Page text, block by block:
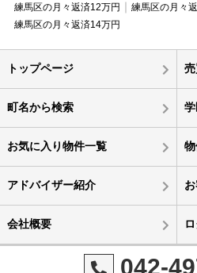
練馬区の月々返済12万円
練馬区の月々
練馬区の月々返済14万円
トップページ
町名から検索
お気に入り物件一覧
アドバイザー紹介
会社概要
042-